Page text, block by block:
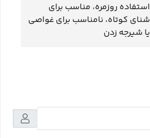
استفاده روزمره، مناسب برای
شنای کوتاه، نامناسب برای غواصی
یا شیرجه زدن